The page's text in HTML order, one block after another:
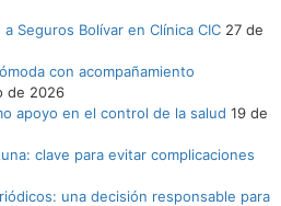
Seguros Bolívar en Clínica CIC 27 de
con acompañamiento
de 2026
apoyo en el control de la salud 19 de
clave para evitar complicaciones
una decisión responsable para